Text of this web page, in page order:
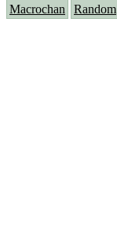
Macrochan Random